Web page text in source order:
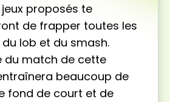
jeux proposés te
de frapper toutes les
lob et du smash.
du match de cette
beaucoup de
fond de court et de